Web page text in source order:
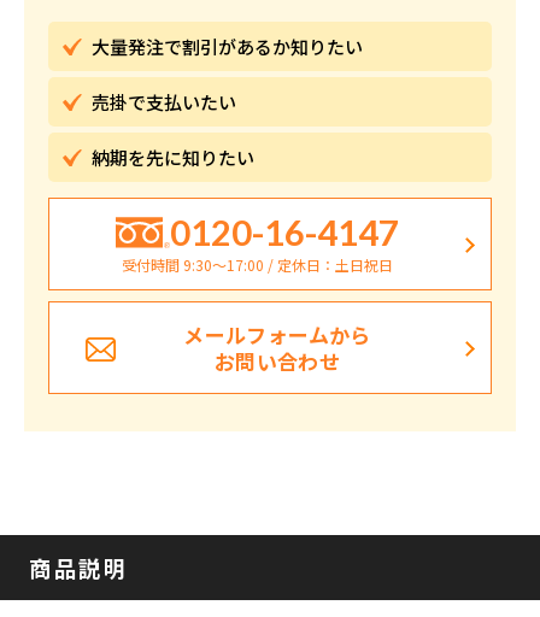
大量発注で割引があるか知りたい
売掛で支払いたい
納期を先に知りたい
0120-16-4147
受付時間 9:30〜17:00 / 定休日：土日祝日
メールフォームから
お問い合わせ
商品説明